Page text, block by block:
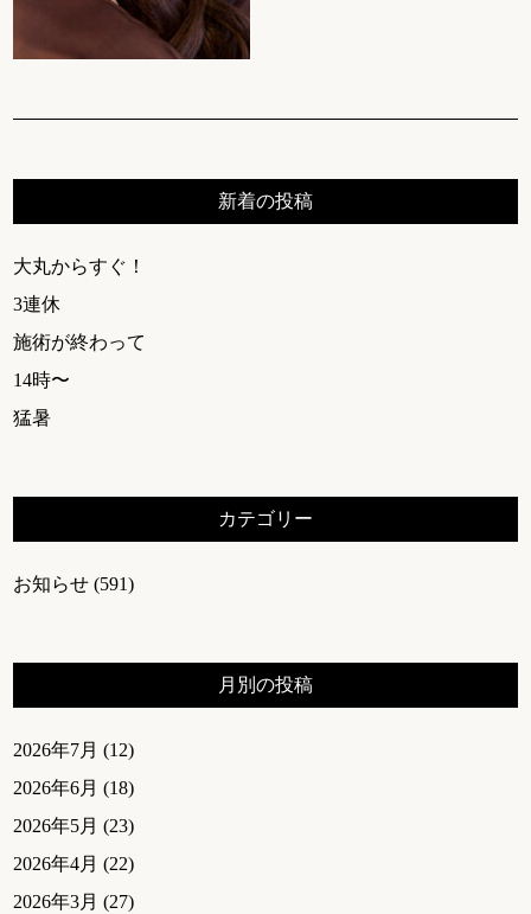
新着の投稿
大丸からすぐ！
3連休
施術が終わって
14時〜
猛暑
カテゴリー
お知らせ (591)
月別の投稿
2026年7月 (12)
2026年6月 (18)
2026年5月 (23)
2026年4月 (22)
2026年3月 (27)